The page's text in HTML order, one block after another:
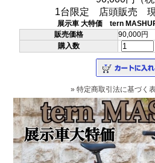
1台限定 店頭販売 現
展示車 大特価 tern
販売価格
90,000円
購入数
» 特定商取引法に基づく